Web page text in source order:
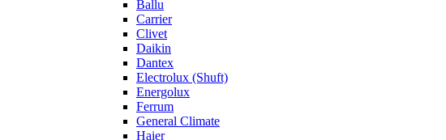
Ballu
Carrier
Clivet
Daikin
Dantex
Electrolux (Shuft)
Energolux
Ferrum
General Climate
Haier